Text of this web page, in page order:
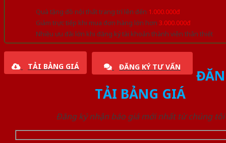
Quà tặng đồ nội thất trang trí lên đến 1.000.000đ
Giảm trực tiếp khi mua đơn hàng lớn hơn 3.000.000đ
Nhiều ưu đãi lớn khi đăng ký tài khoản thành viên thân thiết
TẢI BẢNG GIÁ ĐĂNG KÝ TƯ VẤN
TẢI BẢNG GIÁ
Đăng ký nhận báo giá mới nhất từ chúng tôi